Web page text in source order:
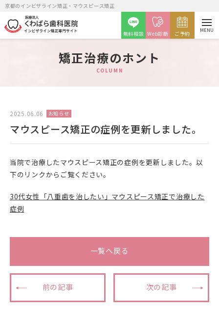
京都のインビザライン矯正・マウスピース矯正
無料相談 Web診断 ご予約
矯正カウンセリング予約
MENU
矯正治療のホント
COLUMN
2025.06.06 お知らせ
マウスピース矯正の症例を更新しました。
当院で治療したマウスピース矯正の症例を更新しました。以
下のリンクからご覧ください。
30代女性「八重歯を治したい」マウスピース矯正で治療した
症例
前の記事
一覧へ戻る
次の記事